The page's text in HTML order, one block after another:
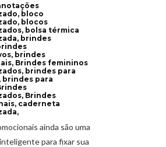
bloco
blocos
bolsa térmica
brindes
brindes
Brindes femininos
brindes para
brindes para
Brindes
caderneta
ainda são uma
para fixar sua